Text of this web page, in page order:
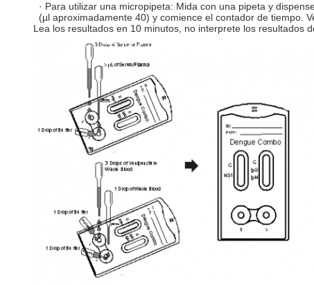
· Para utilizar una micropipeta: Mida con una pipeta y
(µl aproximadamente 40) y comience el contador de tiempo.
Lea los resultados en 10 minutos, no interprete los resultados